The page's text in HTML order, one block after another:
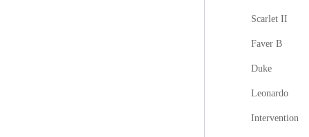
Scarlet II
Faver B
Duke
Leonardo
Intervention